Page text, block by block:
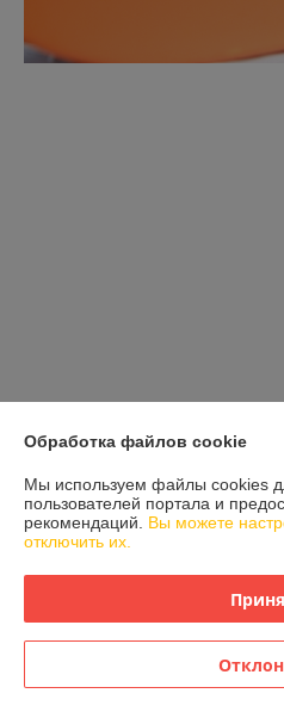
21. Ручки с прорезиненными
перемещения генератора.
Обработка файлов cookie
Мы используем файлы cookies
пользователей портала и
рекомендаций. Вы можете
отключить их.